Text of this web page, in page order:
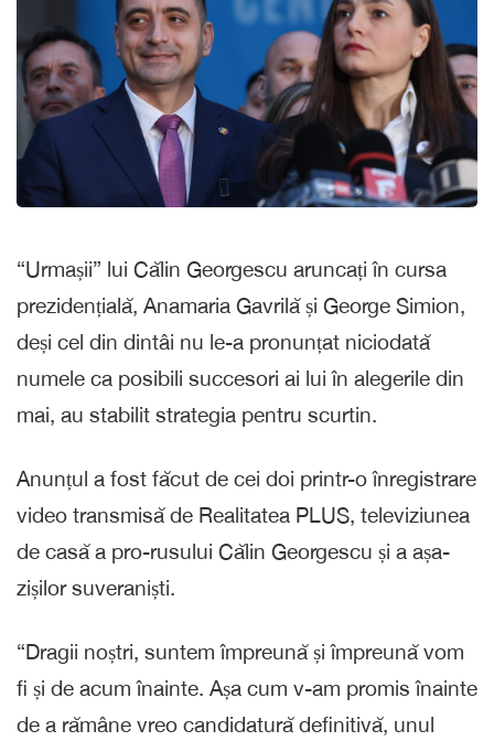
“Urmașii” lui Călin Georgescu aruncați în cursa
prezidențială, Anamaria Gavrilă și George Simion,
deși cel din dintâi nu le-a pronunțat niciodată
numele ca posibili succesori ai lui în alegerile din
mai, au stabilit strategia pentru scurtin.
Anunțul a fost făcut de cei doi printr-o înregistrare
video transmisă de Realitatea PLUS, televiziunea
de casă a pro-rusului Călin Georgescu și a așa-
zișilor suveraniști.
“Dragii noștri, suntem împreună și împreună vom
fi și de acum înainte. Așa cum v-am promis înainte
de a rămâne vreo candidatură definitivă, unul